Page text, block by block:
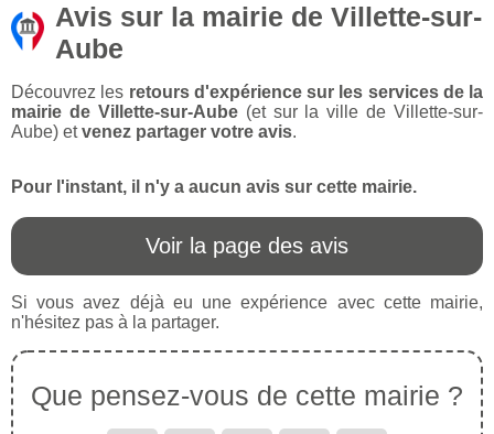
Avis sur la mairie de Villette-sur-
Aube
Découvrez les retours d'expérience sur les services de la
mairie de Villette-sur-Aube(et sur la ville de Villette-sur-
Aube) etvenez partager votre avis.
Pour l'instant, il n'y a aucun avis sur cette mairie.
Voir la page des avis
Si vous avez déjà eu une expérience avec cette mairie,
n'hésitez pas à la partager.
Que pensez-vous de cette mairie ?